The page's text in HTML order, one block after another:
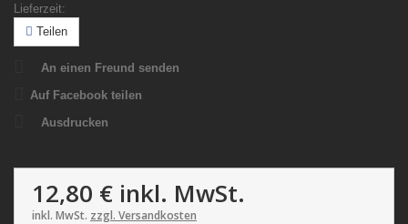
Lieferzeit:
Teilen
An einen Freund senden
Auf Facebook teilen
Ausdrucken
12,80 € inkl. MwSt.
inkl. MwSt. zzgl. Versandkosten